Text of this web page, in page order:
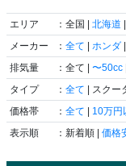
エリア ：全国 | 北海道 |
メーカー
： 全て | ホンダ |
排気量
：全て | 〜50cc
タイプ
： 全て | スクー
価格帯
： 全て | 10万円
表示順
：新着順 | 価格